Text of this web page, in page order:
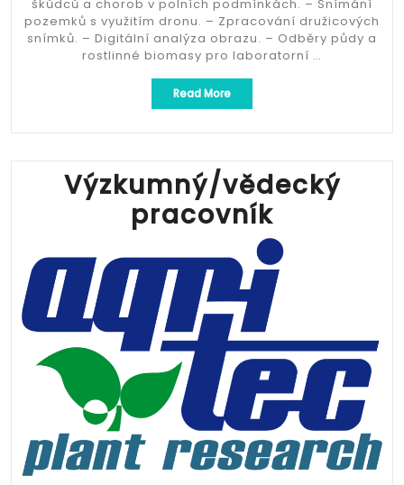
škůdců a chorob v polních podmínkách. – Snímání
pozemků s využitím dronu. – Zpracování družicových
snímků. – Digitální analýza obrazu. – Odběry půdy a
rostlinné biomasy pro laboratorní …
Read More„Specialisté
precizních
výroby“
Výzkumný/vědecký
pracovník